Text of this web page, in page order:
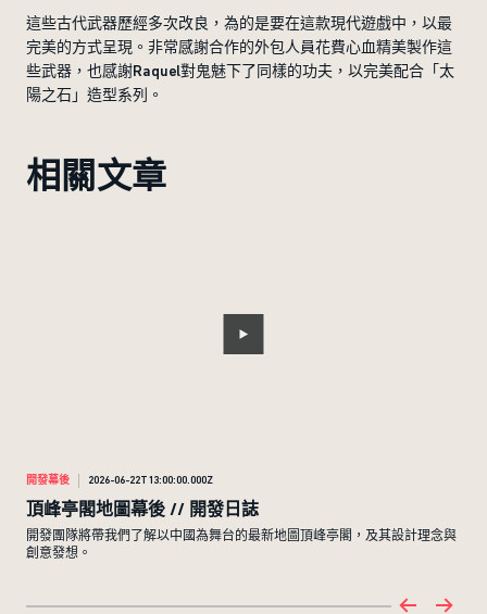
這些古代武器歷經多次改良，為的是要在這款現代遊戲中，以最
完美的方式呈現。非常感謝合作的外包人員花費心血精美製作這
些武器，也感謝Raquel對鬼魅下了同樣的功夫，以完美配合「太
陽之石」造型系列。
相關文章
開發幕後 2026-06-22T13:00:00.000Z
頂峰亭閣地圖幕後 // 開發日誌
開發團隊將帶我們了解以中國為舞台的最新地圖頂峰亭閣，及其設計理念與
創意發想。